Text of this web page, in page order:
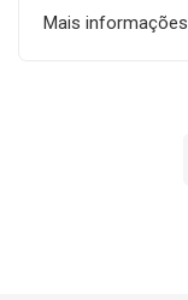
Mais informações